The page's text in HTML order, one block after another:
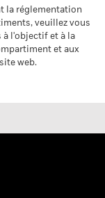
Source :
tel que défini
qui
ou des
0 %), telle que
suit :
d'activité sont
de MSCI ESG
s’appuie
des avoirs,
la réglementation
veuillez vous
à l'objectif et à la
et aux
web.
des critères
situations